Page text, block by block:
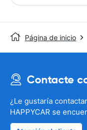
Página de inicio
Contacte
¿Le gustaría
HAPPYCAR se